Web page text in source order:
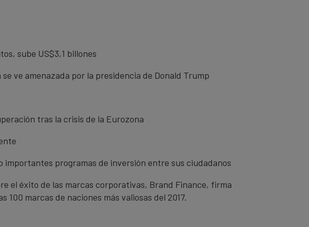
sube US$3,1 billones
ve amenazada por la presidencia de Donald Trump
tras la crisis de la Eurozona
importantes programas de inversión entre sus ciudadanos
el éxito de las marcas corporativas, Brand Finance, firma
marcas de naciones más valiosas del 2017.